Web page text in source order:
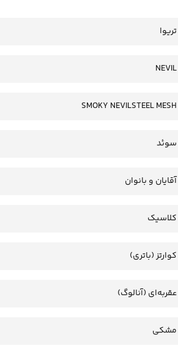
تریوا
NEVIL
SMOKY NEVILSTEEL MESH
سوئد
آقایان و بانوان
کلاسیک
کوارتز (باتری)
عقربه‌ای (آنالوگ)
مشکی